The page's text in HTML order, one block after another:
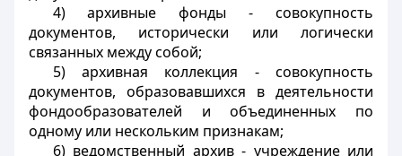
4) архивные фонды - совокупность
документов, исторически или логически
связанных между собой;
5) архивная коллекция - совокупность
документов, образовавшихся в деятельности
фондообразователей и объединенных по
одному или нескольким признакам;
6) ведомственный архив - учреждение или